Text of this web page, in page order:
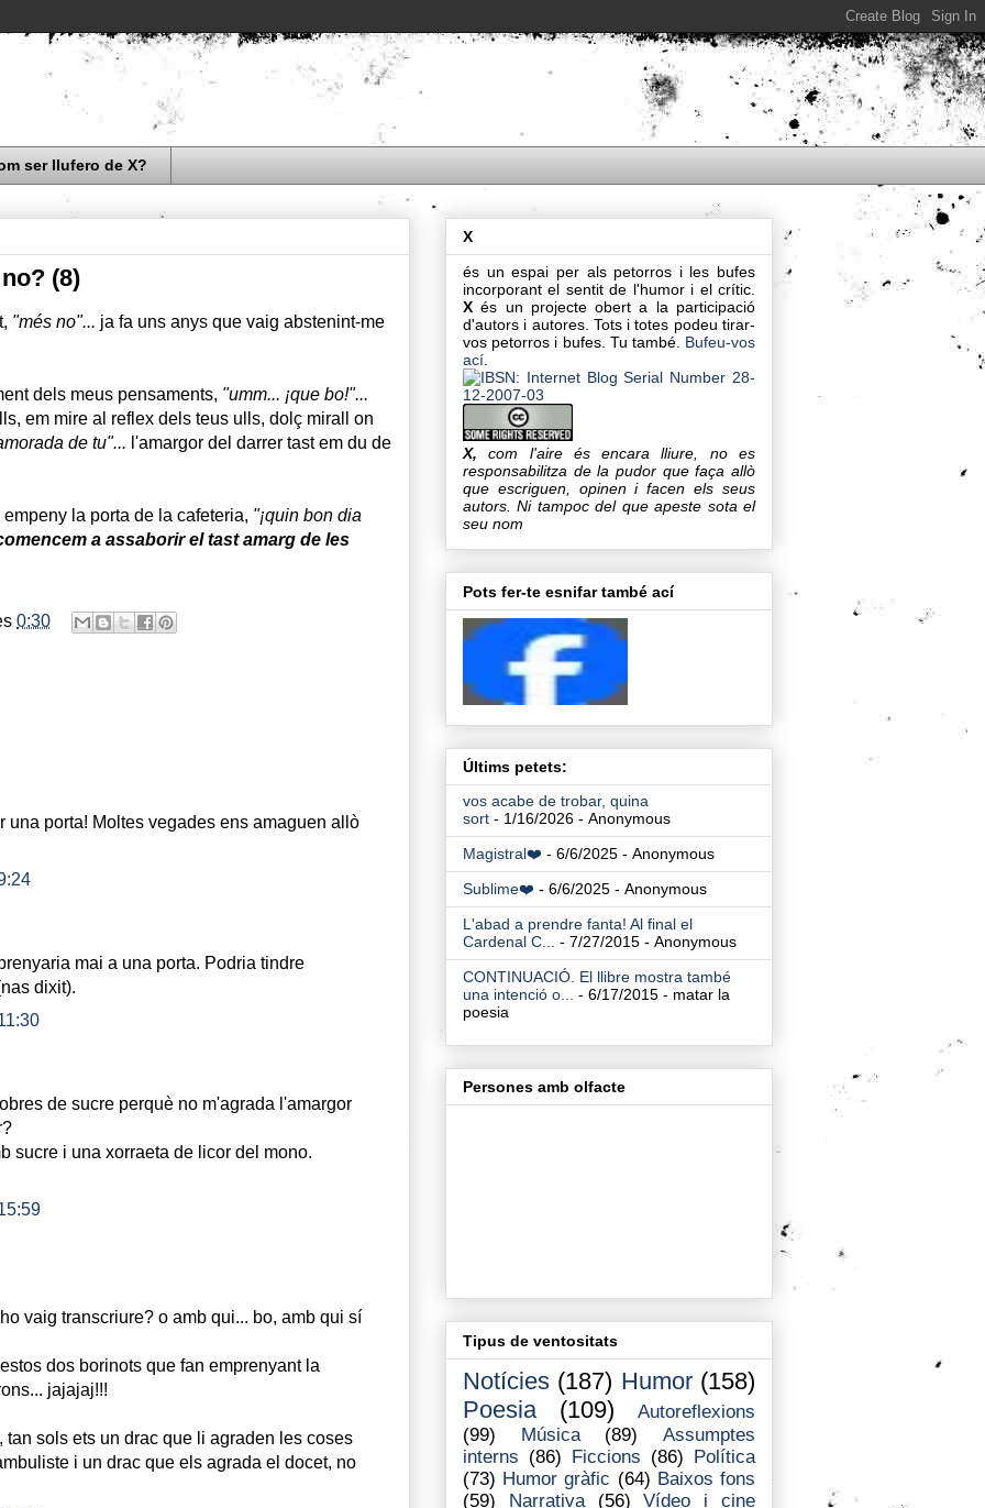
ser llufero de X?
(8)
"més no"... ja fa uns anys que vaig abstenint-me
dels meus pensaments, "umm... ¡que bo!"...
em mire al reflex dels teus ulls, dolç mirall on
de tu"... l'amargor del darrer tast em du de
la porta de la cafeteria, "¡quin bon dia
a assaborir el tast amarg de les
0:30
una porta! Moltes vegades ens amaguen allò
mai a una porta. Podria tindre
dixit).
de sucre perquè no m'agrada l'amargor
sucre i una xorraeta de licor del mono.
vaig transcriure? o amb qui... bo, amb qui sí
dos borinots que fan emprenyant la
jajajaj!!!
tan sols ets un drac que li agraden les coses
i un drac que els agrada el docet, no
X
és un espai per als petorros i les bufes
incorporant el sentit de l'humor i el crític.
X és un projecte obert a la participació
d'autors i autores. Tots i totes podeu tirar-
vos petorros i bufes. Tu també. Bufeu-vos
ací
X,com l'aire és encara lliure,
no es
responsabilitza de la pudor que faça allò
que escriguen, opinen i facen els seus
autors. Ni tampoc del que apeste sota el
seu nom
Pots fer-te esnifar també ací
Últims petets:
vos acabe de trobar, quina
sort - 1/16/2026 - Anonymous
Magistral❤️ - 6/6/2025 - Anonymous
Sublime❤️ - 6/6/2025 - Anonymous
L'abad a prendre fanta! Al final el
Cardenal C...
- 7/27/2015 - Anonymous
CONTINUACIÓ. El llibre mostra també
una intenció o...
- 6/17/2015 - matar la
poesia
Persones amb olfacte
Tipus de ventositats
Notícies (187) Humor (158)
Poesia
(109)
Autoreflexions
(99)
Música (89)
Assumptes
interns (86) Ficcions (86) Política
(73) Humor gràfic (64) Baixos fons
(59)
Narrativa (56)
Vídeo i cine